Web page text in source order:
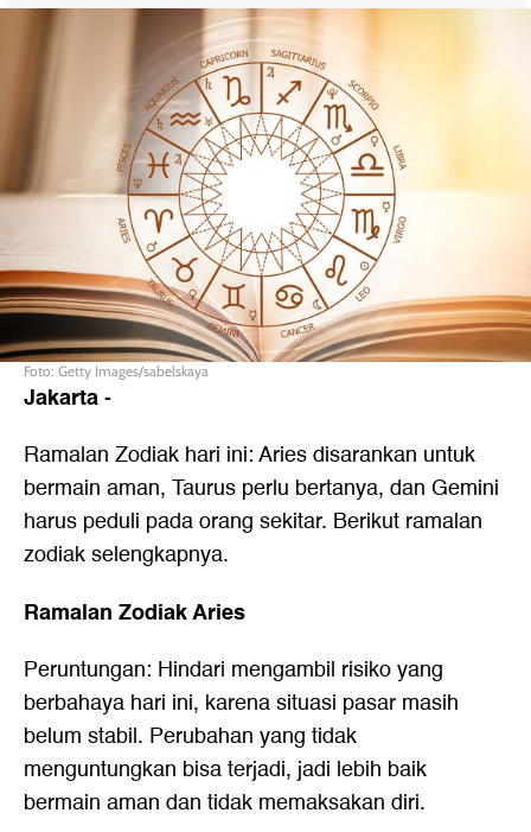
Foto: Getty Images/sabelskaya
Jakarta-
Ramalan Zodiak hari ini: Aries disarankan untuk
bermain aman, Taurus perlu bertanya, dan Gemini
harus peduli pada orang sekitar. Berikut ramalan
zodiak selengkapnya.
Ramalan Zodiak Aries
Peruntungan: Hindari mengambil risiko yang
berbahaya hari ini, karena situasi pasar masih
belum stabil. Perubahan yang tidak
menguntungkan bisa terjadi, jadi lebih baik
bermain aman dan tidak memaksakan diri.